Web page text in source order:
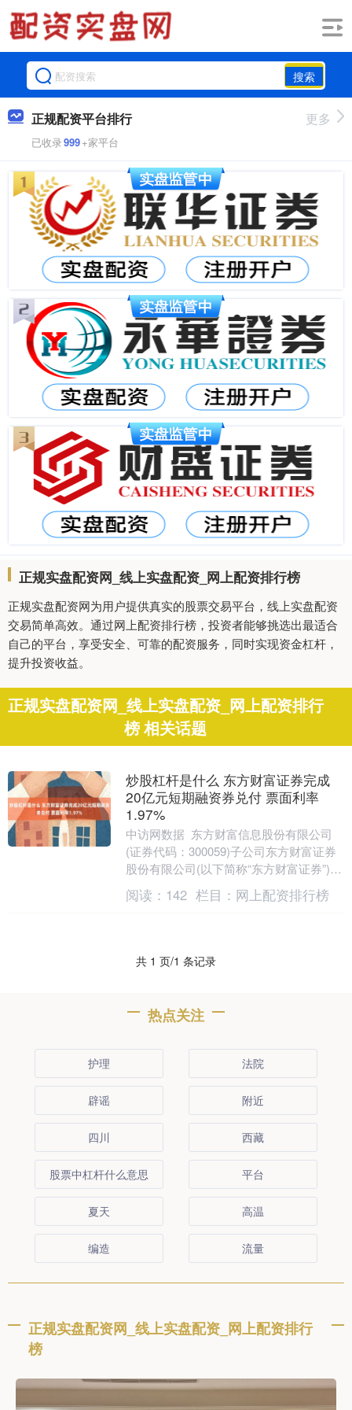
搜索
正规配资平台排行
已收录999+家平台
更多
正规实盘配资网_线上实盘配资_网上配资排行榜
正规实盘配资网为用户提供真实的股票交易平台，线上实盘配资
交易简单高效。通过网上配资排行榜，投资者能够挑选出最适合
自己的平台，享受安全、可靠的配资服务，同时实现资金杠杆，
提升投资收益。
正规实盘配资网_线上实盘配资_网上配资排行
榜 相关话题
炒股杠杆是什么 东方财富证券完成
20亿元短期融资券兑付 票面利率
1.97%
中访网数据 东方财富信息股份有限公司
(证券代码：300059)子公司东方财富证券
股份有限公司(以下简称“东方财富证券”)宣
布，其2025年度第三期短期融资券(....
阅读： 142 栏目： 网上配资排行榜
共 1 页/1 条记录
热点关注
护理 法院
辟谣 附近
四川 西藏
股票中杠杆什么意思 平台
夏天 高温
编造 流量
正规实盘配资网_线上实盘配资_网上配资排行
榜